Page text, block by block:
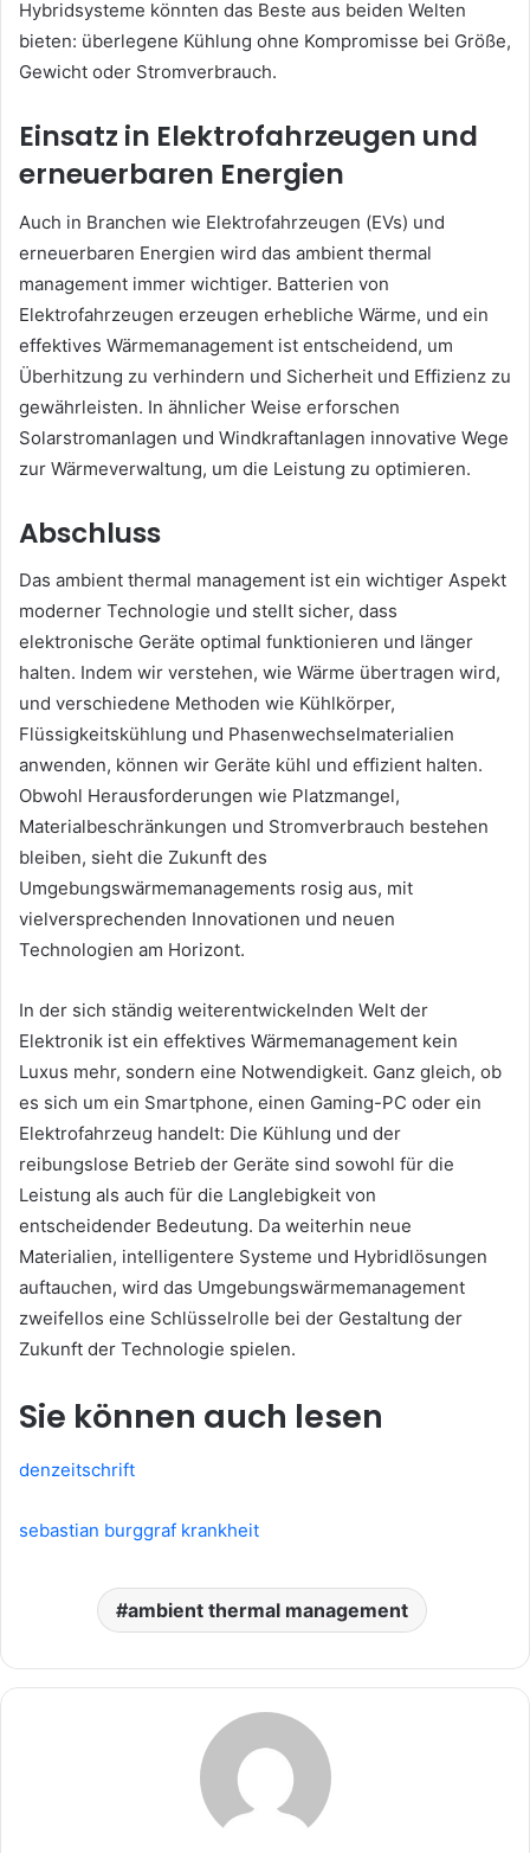
Hybridsysteme könnten das Beste aus beiden Welten
bieten: überlegene Kühlung ohne Kompromisse bei Größe,
Gewicht oder Stromverbrauch.
Einsatz in Elektrofahrzeugen und
erneuerbaren Energien
Auch in Branchen wie Elektrofahrzeugen (EVs) und
erneuerbaren Energien wird das ambient thermal
management immer wichtiger. Batterien von
Elektrofahrzeugen erzeugen erhebliche Wärme, und ein
effektives Wärmemanagement ist entscheidend, um
Überhitzung zu verhindern und Sicherheit und Effizienz zu
gewährleisten. In ähnlicher Weise erforschen
Solarstromanlagen und Windkraftanlagen innovative Wege
zur Wärmeverwaltung, um die Leistung zu optimieren.
Abschluss
Das ambient thermal management ist ein wichtiger Aspekt
moderner Technologie und stellt sicher, dass
elektronische Geräte optimal funktionieren und länger
halten. Indem wir verstehen, wie Wärme übertragen wird,
und verschiedene Methoden wie Kühlkörper,
Flüssigkeitskühlung und Phasenwechselmaterialien
anwenden, können wir Geräte kühl und effizient halten.
Obwohl Herausforderungen wie Platzmangel,
Materialbeschränkungen und Stromverbrauch bestehen
bleiben, sieht die Zukunft des
Umgebungswärmemanagements rosig aus, mit
vielversprechenden Innovationen und neuen
Technologien am Horizont.
In der sich ständig weiterentwickelnden Welt der
Elektronik ist ein effektives Wärmemanagement kein
Luxus mehr, sondern eine Notwendigkeit. Ganz gleich, ob
es sich um ein Smartphone, einen Gaming-PC oder ein
Elektrofahrzeug handelt: Die Kühlung und der
reibungslose Betrieb der Geräte sind sowohl für die
Leistung als auch für die Langlebigkeit von
entscheidender Bedeutung. Da weiterhin neue
Materialien, intelligentere Systeme und Hybridlösungen
auftauchen, wird das Umgebungswärmemanagement
zweifellos eine Schlüsselrolle bei der Gestaltung der
Zukunft der Technologie spielen.
Sie können auch lesen
denzeitschrift
sebastian burggraf krankheit
ambient thermal management